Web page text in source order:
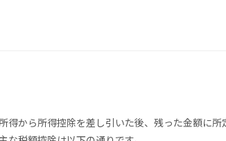
から所得控除を差し引いた後、残った金額に